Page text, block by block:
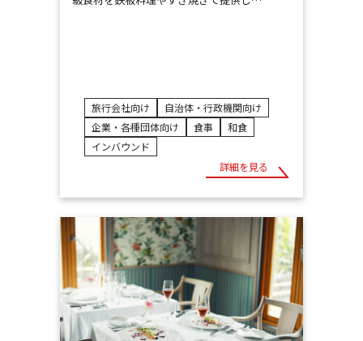
旅行会社向け
自治体・行政機関向け
企業・各種団体向け
食事
和食
インバウンド
詳細を見る